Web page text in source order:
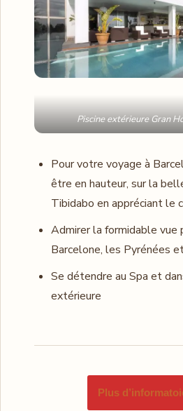
Piscine extérieure Gran
Pour votre voyage à
être en hauteur, sur la
Tibidabo en appréciant le
Admirer la formidable vue
Barcelone, les Pyrénées
Se détendre au Spa et
extérieure
Plus